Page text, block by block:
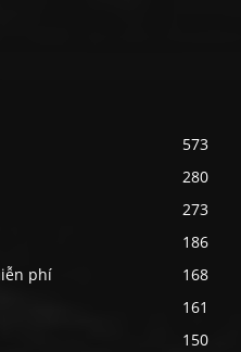
573
280
273
186
phí
168
161
150